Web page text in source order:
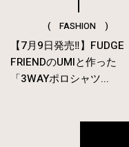
( FASHION )
【7月9日発売‼︎】FUDGE
FRIENDのUMIと作った
「3WAYポロシャツ...